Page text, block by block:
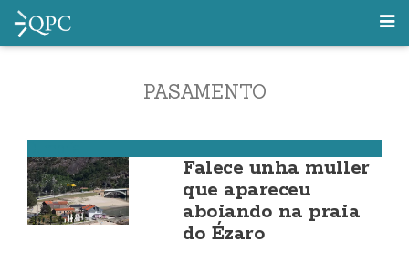
PASAMENTO
Falece unha muller
que apareceu
aboiando na praia
do Ézaro